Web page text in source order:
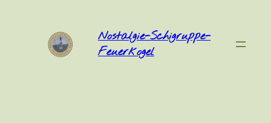
Nostalgie-Schigruppe-
Feuerkogel